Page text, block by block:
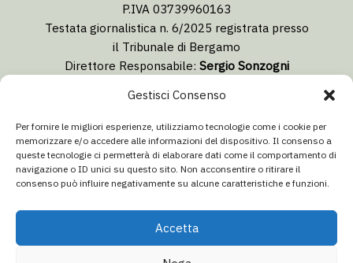
Gestisci Consenso
Per fornire le migliori esperienze, utilizziamo tecnologie come i cookie per
memorizzare e/o accedere alle informazioni del dispositivo. Il consenso a
queste tecnologie ci permetterà di elaborare dati come il comportamento di
navigazione o ID unici su questo sito. Non acconsentire o ritirare il
consenso può influire negativamente su alcune caratteristiche e funzioni.
Accetta
P.IVA 03739960163
Testata giornalistica n. 6/2025 registrata presso
il Tribunale di Bergamo
Direttore Responsabile: Sergio Sonzogni
redazione@isolabergamascanews.it
info@italiacommunication.com
Telefono: 0345 41834